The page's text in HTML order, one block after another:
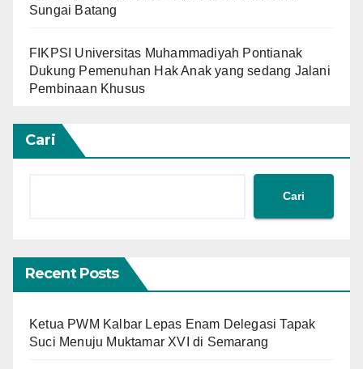
Sungai Batang
FIKPSI Universitas Muhammadiyah Pontianak
Dukung Pemenuhan Hak Anak yang sedang Jalani
Pembinaan Khusus
Cari
Cari
Recent Posts
Ketua PWM Kalbar Lepas Enam Delegasi Tapak
Suci Menuju Muktamar XVI di Semarang